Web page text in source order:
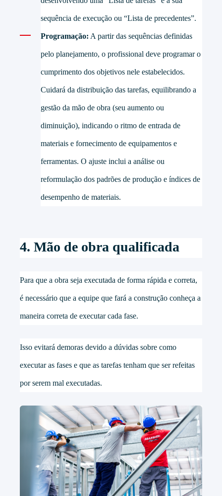
sequência de execução ou “Lista de precedentes”.
Programação: A partir das sequências definidas
pelo planejamento, o profissional deve programar o
cumprimento dos objetivos nele estabelecidos.
Cuidará da distribuição das tarefas, equilibrando a
gestão da mão de obra (seu aumento ou
diminuição), indicando o ritmo de entrada de
materiais e fornecimento de equipamentos e
ferramentas. O ajuste inclui a análise ou
reformulação dos padrões de produção e índices de
desempenho de materiais.
4. Mão de obra qualificada
Para que a obra seja executada de forma rápida e correta,
é necessário que a equipe que fará a construção conheça a
maneira correta de executar cada fase.
Isso evitará demoras devido a dúvidas sobre como
executar as fases e que as tarefas tenham que ser refeitas
por serem mal executadas.